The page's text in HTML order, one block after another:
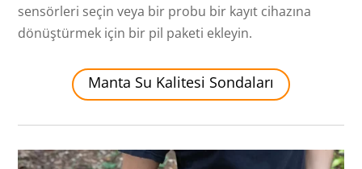
sensörleri seçin veya bir probu bir kayıt cihazına
dönüştürmek için bir pil paketi ekleyin.
Manta Su Kalitesi Sondaları